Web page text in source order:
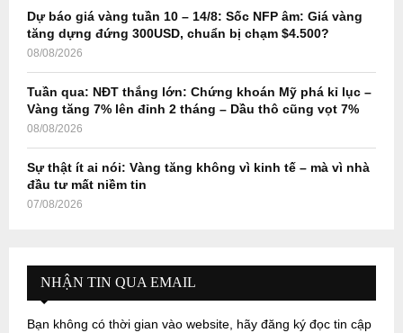
Dự báo giá vàng tuần 10 – 14/8: Sốc NFP âm: Giá vàng
tăng dựng đứng 300USD, chuẩn bị chạm $4.500?
08/08/2026
Tuần qua: NĐT thắng lớn: Chứng khoán Mỹ phá kỉ lục –
Vàng tăng 7% lên đỉnh 2 tháng – Dầu thô cũng vọt 7%
08/08/2026
Sự thật ít ai nói: Vàng tăng không vì kinh tế – mà vì nhà
đầu tư mất niềm tin
07/08/2026
NHẬN TIN QUA EMAIL
Bạn không có thời gian vào website, hãy đăng ký đọc tin cập